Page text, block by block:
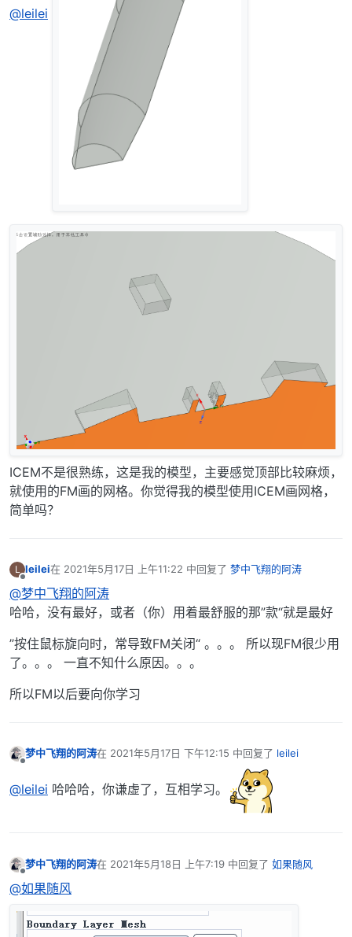
@leilei
ICEM不是很熟练，这是我的模型，主要感觉顶部比较麻烦，
就使用的FM画的网格。你觉得我的模型使用ICEM画网格，
简单吗？
L leilei在 2021年5月17日 上午11:22 中回复了 梦中飞翔的阿涛
最后由 编辑
@梦中飞翔的阿涛
哈哈，没有最好，或者（你）用着最舒服的那”款“就是最好
”按住鼠标旋向时，常导致FM关闭“ 。。。 所以现FM很少用
了。。。 一直不知什么原因。。。
所以FM以后要向你学习
梦中飞翔的阿涛在 2021年5月17日 下午12:15 中回复了 leilei
最后由 编辑
@leilei 哈哈哈，你谦虚了，互相学习。
梦中飞翔的阿涛在 2021年5月18日 上午7:19 中回复了 如果随风
最后由 编辑
@如果随风